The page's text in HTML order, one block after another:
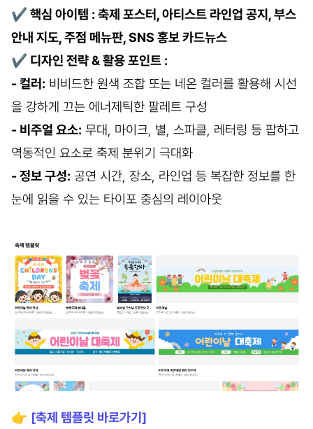
✔ 핵심 아이템 : 축제 포스터, 아티스트 라인업 공지, 부스
안내 지도, 주점 메뉴판, SNS 홍보 카드뉴스
✔ 디자인 전략 & 활용 포인트 :
- 컬러: 비비드한 원색 조합 또는 네온 컬러를 활용해 시선
을 강하게 끄는 에너제틱한 팔레트 구성
- 비주얼 요소: 무대, 마이크, 별, 스파클, 레터링 등 팝하고
역동적인 요소로 축제 분위기 극대화
- 정보 구성: 공연 시간, 장소, 라인업 등 복잡한 정보를 한
눈에 읽을 수 있는 타이포 중심의 레이아웃
👉 [축제 템플릿 바로가기]